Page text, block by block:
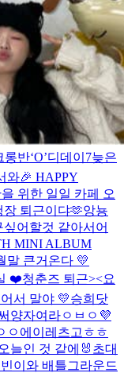
롱반‘O’디데이7늦은
와🎉 HAPPY
위한 일일 카페 오
장 퇴근이댜🫶앙뇽
어할것 같아서어
MINI ALBUM
말 큰거온다 💛
❤️청춘즈 퇴근><요
서 말야 💛승희닷
양자여라ㅇㅂㅇ 💜
ㅇ 에이 레츠고 ㅎㅎ
오늘인 것 같에🐰 초대
이와 배틀그라운드